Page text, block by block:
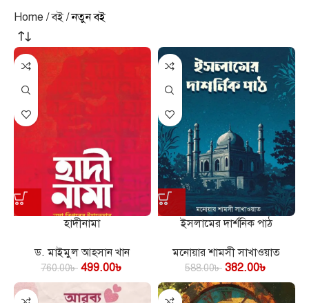
Home বই নতুন বই
হাদীনামা
ড. মাইমুল আহসান খান
760.00৳ 499.00৳
ইসলামের দার্শনিক পাঠ
মনোয়ার শামসী সাখাওয়াত
588.00৳ 382.00৳